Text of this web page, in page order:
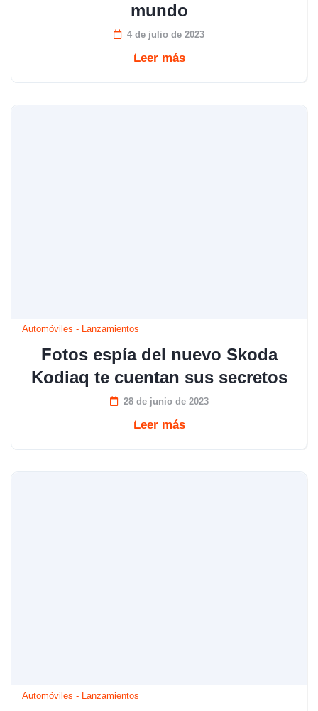
mundo
4 de julio de 2023
Leer más
Automóviles - Lanzamientos
Fotos espía del nuevo Skoda
Kodiaq te cuentan sus secretos
28 de junio de 2023
Leer más
Automóviles - Lanzamientos